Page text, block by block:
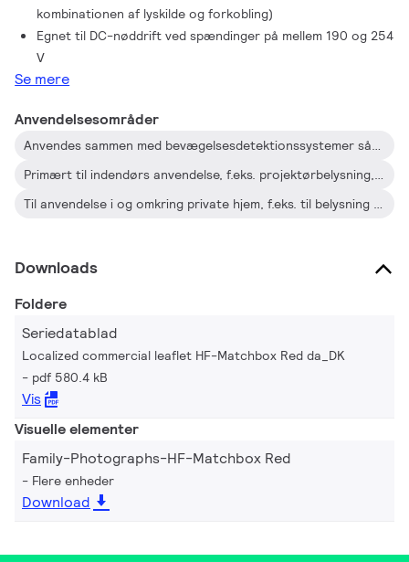
kombinationen af lyskilde og forkobling)
Egnet til DC-nøddrift ved spændinger på mellem 190 og 254
V
Se mere
Anvendelsesområder
Anvendes sammen med bevægelsesdetektionssystemer såsom Philips OccuPlus
Primært til indendørs anvendelse, f.eks. projektørbelysning, downlights, lysbokse samt nød- og sikkerhedsbelysningsarmaturer, typisk i detailbutikker, kontorbygninger, hoteller, private hjem og boligblokke
Til anvendelse i og omkring private hjem, f.eks. til belysning i haver, garageområder og trappeopgange
Downloads
Foldere
Seriedatablad
Localized commercial leaflet HF-Matchbox Red da_DK
pdf 580.4 kB
Vis
Visuelle elementer
Family-Photographs-HF-Matchbox Red
Flere enheder
Download